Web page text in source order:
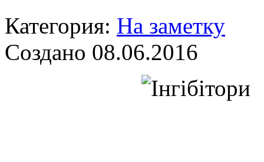
Категория: На заметку
Создано 08.06.2016